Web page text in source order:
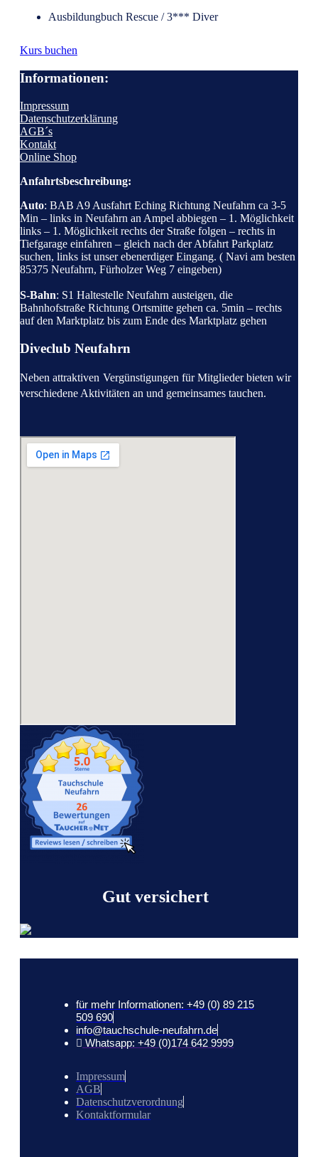
Ausbildungbuch Rescue / 3*** Diver
Kurs buchen
Informationen:
Impressum
Datenschutzerklärung
AGB´s
Kontakt
Online Shop
Anfahrtsbeschreibung:
Auto: BAB A9 Ausfahrt Eching Richtung Neufahrn ca 3-5
Min – links in Neufahrn an Ampel abbiegen – 1. Möglichkeit
links – 1. Möglichkeit rechts der Straße folgen – rechts in
Tiefgarage einfahren – gleich nach der Abfahrt Parkplatz
suchen, links ist unser ebenerdiger Eingang. ( Navi am besten
85375 Neufahrn, Fürholzer Weg 7 eingeben)
S-Bahn: S1 Haltestelle Neufahrn austeigen, die
Bahnhofstraße Richtung Ortsmitte gehen ca. 5min – rechts
auf den Marktplatz bis zum Ende des Marktplatz gehen
Diveclub Neufahrn
Neben attraktiven Vergünstigungen für Mitglieder bieten wir
verschiedene Aktivitäten an und gemeinsames tauchen.
Gut versichert
für mehr Informationen: +49 (0) 89 215
509 690
info@tauchschule-neufahrn.de
Whatsapp: +49 (0)174 642 9999
Impressum
AGB
Datenschutzverordnung
Kontaktformular